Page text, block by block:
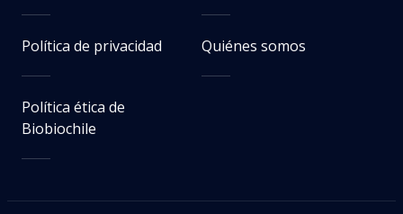
Política de privacidad Quiénes somos
Política ética de
Biobiochile